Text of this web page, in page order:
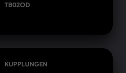
TB02OD
KUPPLUNGEN